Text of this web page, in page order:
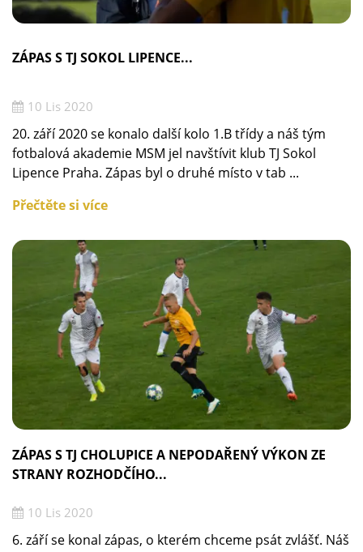
ZÁPAS S TJ SOKOL LIPENCE...
10 Lis 2020
20. září 2020 se konalo další kolo 1.B třídy a náš tým
fotbalová akademie MSM jel navštívit klub TJ Sokol
Lipence Praha. Zápas byl o druhé místo v tab ...
Přečtěte si více
ZÁPAS S TJ CHOLUPICE A NEPODAŘENÝ VÝKON ZE
STRANY ROZHODČÍHO...
10 Lis 2020
6. září se konal zápas, o kterém chceme psát zvlášť. Náš